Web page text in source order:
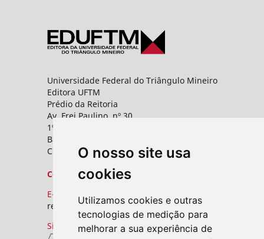
O nosso site usa
cookies
Utilizamos cookies e outras
tecnologias de medição para
melhorar a sua experiência de
Universidade Federal do Triângulo Mineiro
Editora UFTM
Prédio da Reitoria
Av. Frei Paulino, nº 30,
1º andar - Sala 8 PROPPG
Bairro Abadia
CEP: 38025-180 - Uberaba - MG
Contato
E-mail:
revistas.seer@uftm.edu.br
Site